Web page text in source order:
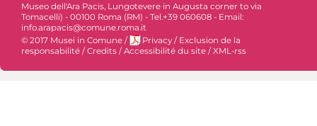
Museo dell'Ara Pacis, Lungotevere in Augusta corner to via
Tomacelli) - 00100 Roma (RM) - Tel.+39 060608 - Email:
info.arapacis@comune.roma.it
© 2017 Musei in Comune / Privacy / Exclusion de la
responsabilité /Credits /Accessibilité du site /XML-rss